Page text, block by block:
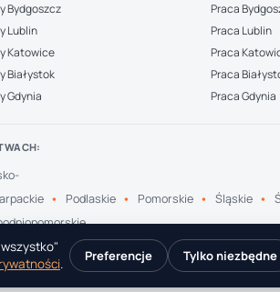
Bydgoszcz
Lublin
Katowice
Białystok
Gdynia
Praca
Praca Lublin
Praca
Praca
Praca Gdynia
Podlaskie Pomorskie Śląskie
. Preferencje Tylko niezbędne